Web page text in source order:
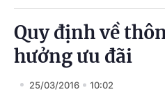
Quy định về
hưởng ưu đãi
25/03/2016 10:02